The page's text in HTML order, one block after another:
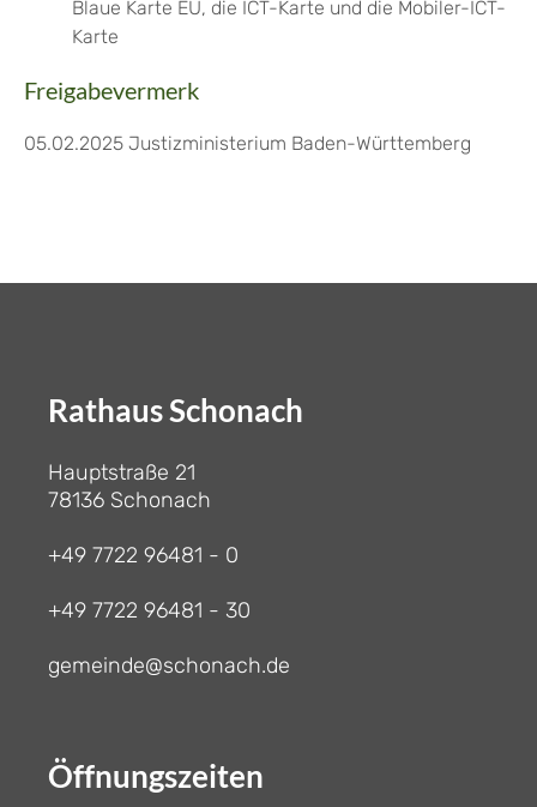
Blaue Karte EU, die ICT-Karte und die Mobiler-ICT-
Karte
Freigabevermerk
05.02.2025 Justizministerium Baden-Württemberg
Rathaus Schonach
Hauptstraße 21
78136 Schonach
+49 7722 96481 - 0
+49 7722 96481 - 30
gemeinde@schonach.de
Öffnungszeiten